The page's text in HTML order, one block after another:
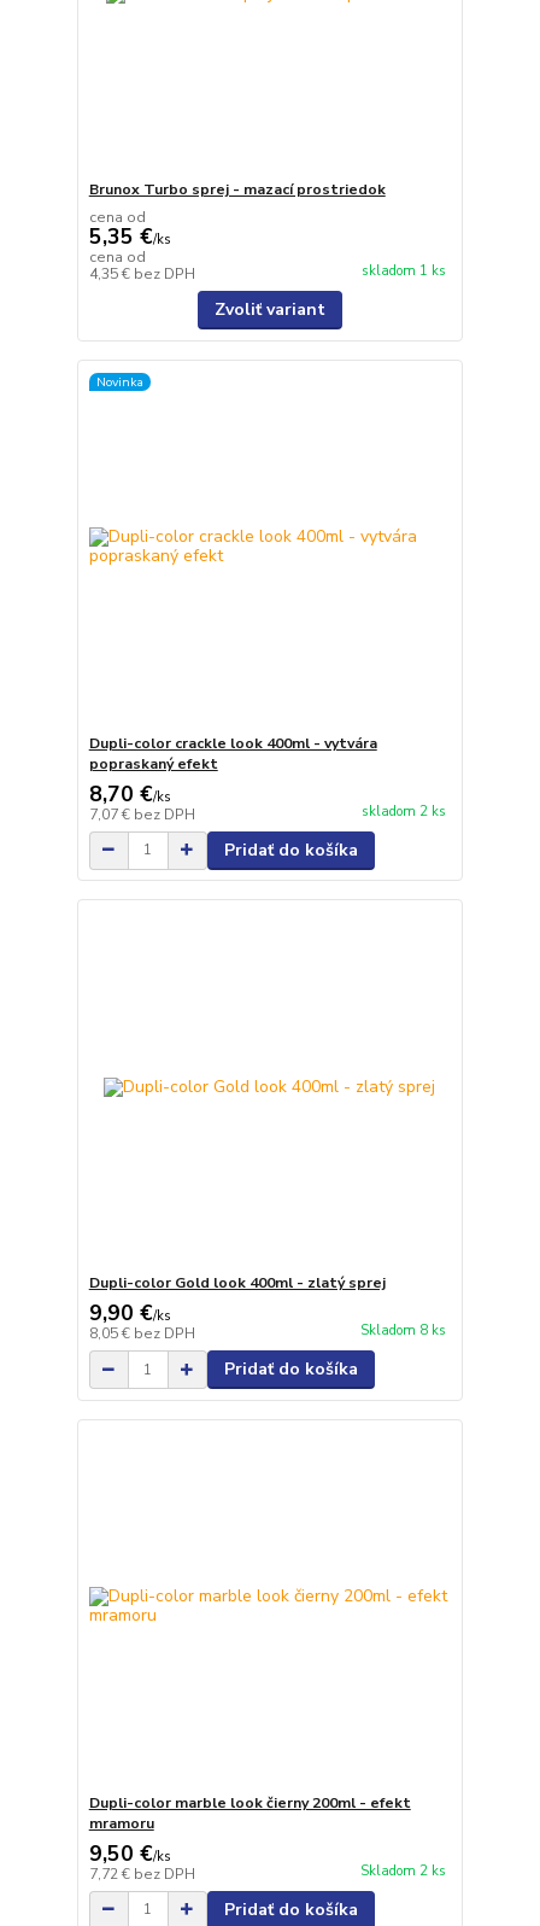
Brunox Turbo sprej - mazací prostriedok
cena od
5,35 €/ks
cena od
4,35 € bez DPH skladom 1 ks
Zvoliť variant
Novinka
Dupli-color crackle look 400ml - vytvára
popraskaný efekt
8,70 €/ks
7,07 € bez DPH skladom 2 ks
Pridať do košíka
Dupli-color Gold look 400ml - zlatý sprej
9,90 €/ks
8,05 € bez DPH Skladom 8 ks
Pridať do košíka
Dupli-color marble look čierny 200ml - efekt
mramoru
9,50 €/ks
7,72 € bez DPH Skladom 2 ks
Pridať do košíka